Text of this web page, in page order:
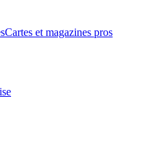
Cartes et magazines pros